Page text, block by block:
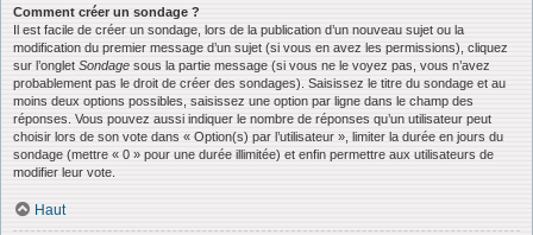
Comment créer un sondage ?
Il est facile de créer un sondage, lors de la publication d’un nouveau sujet ou la
modification du premier message d’un sujet (si vous en avez les permissions), cliquez
sur l’onglet Sondage sous la partie message (si vous ne le voyez pas, vous n’avez
probablement pas le droit de créer des sondages). Saisissez le titre du sondage et au
moins deux options possibles, saisissez une option par ligne dans le champ des
réponses. Vous pouvez aussi indiquer le nombre de réponses qu’un utilisateur peut
choisir lors de son vote dans « Option(s) par l’utilisateur », limiter la durée en jours du
sondage (mettre « 0 » pour une durée illimitée) et enfin permettre aux utilisateurs de
modifier leur vote.
Haut